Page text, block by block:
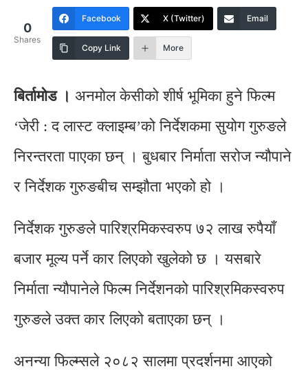
0
Shares
Facebook X (Twitter) Email
Copy Link More
बिर्तामोड । अनमोल केसीको शीर्ष भूमिका हुने फिल्म
‘जेरी : द लास्ट क्लाइम्ब’को निर्देशकमा सुयोग गुरुङले
निरन्तरता पाएका छन् । बुधबार निर्माता सरोज न्यौपाने
र निर्देशक गुरुङबीच सम्झौता भएको हो ।
निर्देशक गुरुङले पारिश्रमिकस्वरुप ७२ लाख रुपैयाँ
बजार मूल्य पर्ने कार लिएको खुलेको छ । यसबारे
निर्माता न्यौपानेले फिल्म निर्देशनको पारिश्रमिकस्वरुप
गुरुङले उक्त कार लिएको बताएका छन् ।
अनन्या फिल्म्सले २०८२ सालमा प्रदर्शनमा आएको